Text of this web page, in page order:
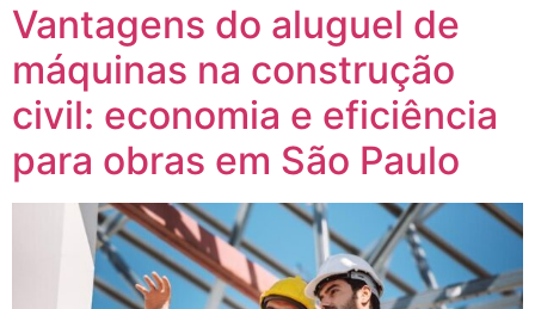
Vantagens do aluguel de
máquinas na construção
civil: economia e eficiência
para obras em São Paulo